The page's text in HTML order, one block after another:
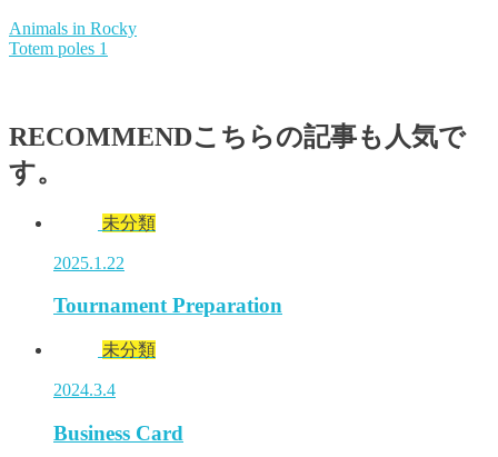
Animals in Rocky
Totem poles 1
RECOMMENDこちらの記事も人気で
す。
未分類
2025.1.22
Tournament Preparation
未分類
2024.3.4
Business Card